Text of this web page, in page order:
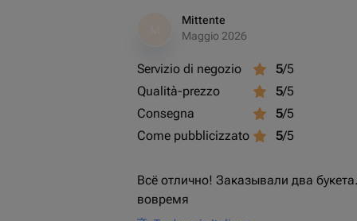
Mittente
Maggio 2026
Servizio di negozio 5/5
Qualità-prezzo
5/5
Consegna
5/5
Come pubblicizzato
5/5
Всё отлично! Заказывали два
вовремя